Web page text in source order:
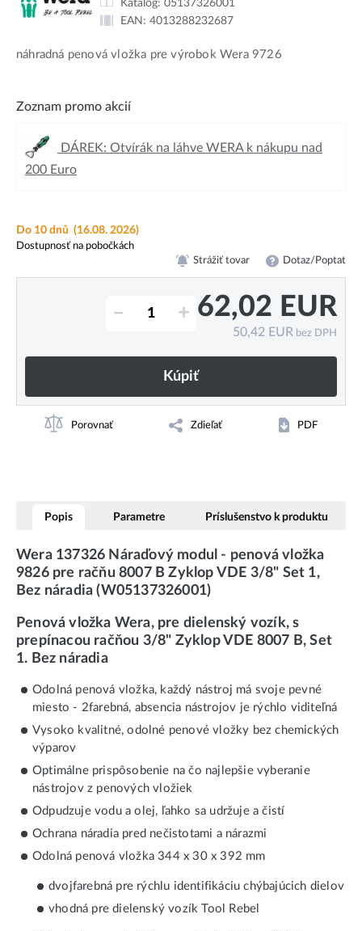
Katalog: 05137326001
EAN: 4013288232687
náhradná penová vložka pre výrobok Wera 9726
Zoznam promo akcií
DÁREK: Otvírák na láhve WERA k nákupu nad
200 Euro
Do 10 dnů (16.08. 2026)
Dostupnosť na pobočkách
Strážiť tovar Dotaz/Poptat
– + 62,02 EUR
50,42 EUR bez DPH
Kúpiť
Porovnať Zdieľať PDF
Popis Parametre Príslušenstvo k produktu
Wera 137326 Náraďový modul - penová vložka
9826 pre račňu 8007 B Zyklop VDE 3/8" Set 1,
Bez náradia (W05137326001)
Penová vložka Wera, pre dielenský vozík, s
prepínacou račňou 3/8" Zyklop VDE 8007 B, Set
1. Bez náradia
Odolná penová vložka, každý nástroj má svoje pevné
miesto - 2farebná, absencia nástrojov je rýchlo viditeľná
Vysoko kvalitné, odolné penové vložky bez chemických
výparov
Optimálne prispôsobenie na čo najlepšie vyberanie
nástrojov z penových vložiek
Odpudzuje vodu a olej, ľahko sa udržuje a čistí
Ochrana náradia pred nečistotami a nárazmi
Odolná penová vložka 344 x 30 x 392 mm
dvojfarebná pre rýchlu identifikáciu chýbajúcich dielov
vhodná pre dielenský vozík Tool Rebel